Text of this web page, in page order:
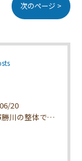
次のページ >
20
春日井市勝川の整体で疲れを根本改善